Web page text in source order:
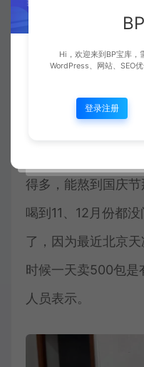
表示，店里的绿豆
来的方子上加减药
北京同仁堂的工作
是总部配料，顾客
得多，能熬到国庆节
喝到11、12月份都
了，因为最近北京
时候一天卖500包是
人员表示。
Hi，欢迎来到BP宝库
WordPress、网站、SEO
登录注册